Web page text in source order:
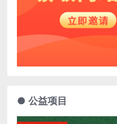
● 公益项目